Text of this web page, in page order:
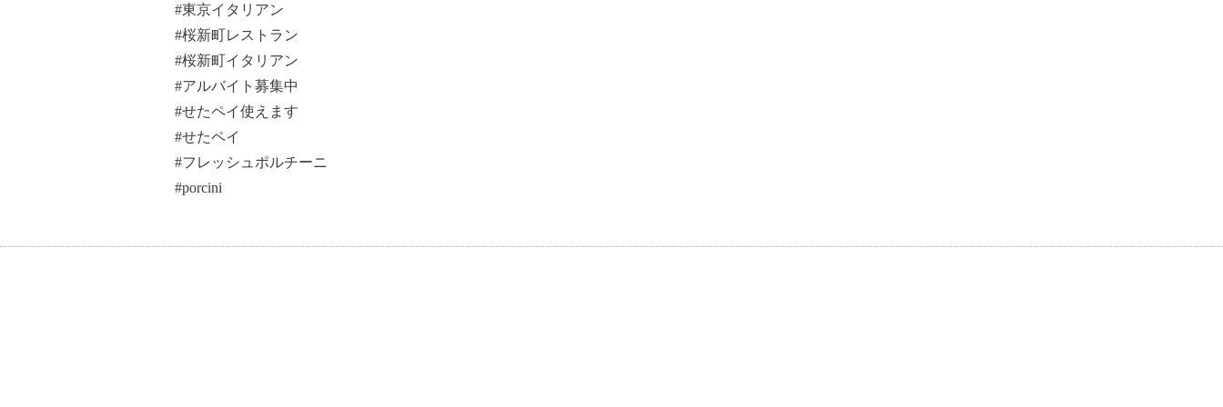
#東京イタリアン
#桜新町レストラン
#桜新町イタリアン
#アルバイト募集中
#せたペイ使えます
#せたペイ
#フレッシュポルチーニ
#porcini